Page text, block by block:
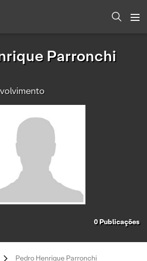
Parronchi
0Publicações
Pedro Henrique Parronchi